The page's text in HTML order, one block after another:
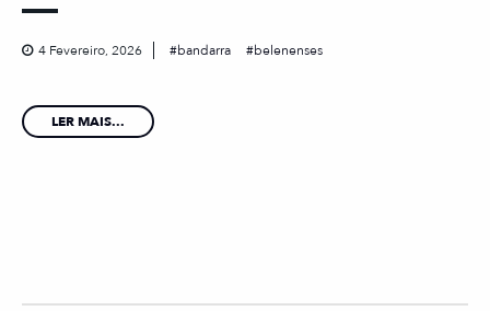
4 Fevereiro, 2026 bandarra belenenses
LER MAIS...